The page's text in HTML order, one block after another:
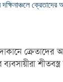
ক্রেতাদের